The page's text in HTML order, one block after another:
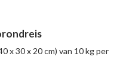
x 30 x 20 cm) van 10 kg per